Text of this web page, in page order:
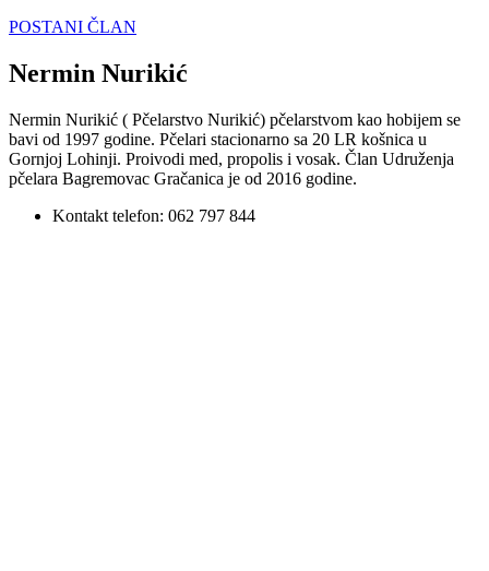
POSTANI ČLAN
Nermin Nurikić
Nermin Nurikić ( Pčelarstvo Nurikić) pčelarstvom kao hobijem se
bavi od 1997 godine. Pčelari stacionarno sa 20 LR košnica u
Gornjoj Lohinji. Proivodi med, propolis i vosak. Član Udruženja
pčelara Bagremovac Gračanica je od 2016 godine.
Kontakt telefon: 062 797 844